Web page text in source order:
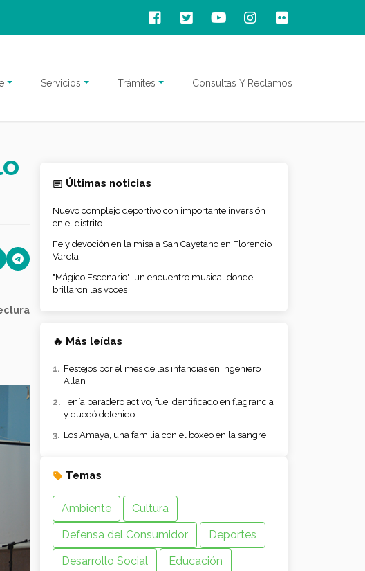
Servicios Trámites Consultas Y Reclamos
Últimas noticias
Nuevo complejo deportivo con importante inversión
en el distrito
Fe y devoción en la misa a San Cayetano en Florencio
Varela
"Mágico Escenario": un encuentro musical donde
brillaron las voces
🔥 Más leídas
Festejos por el mes de las infancias en Ingeniero
Allan
Tenía paradero activo, fue identificado en flagrancia
y quedó detenido
Los Amaya, una familia con el boxeo en la sangre
Temas
Ambiente
Cultura
Defensa del Consumidor
Deportes
Desarrollo Social
Educación